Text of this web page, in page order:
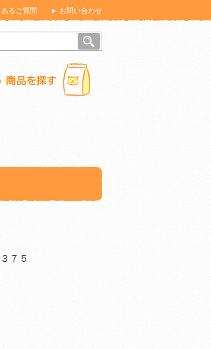
あるご質問 お問い合わせ
７５